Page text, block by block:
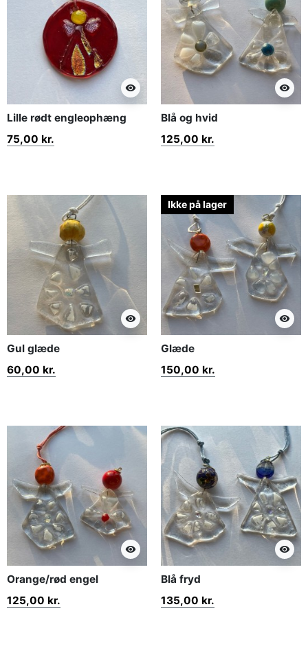
visibility
Lille rødt engleophæng
75,00 kr.
visibility
Blå og hvid
125,00 kr.
visibility
Gul glæde
60,00 kr.
Ikke på lager
visibility
Glæde
150,00 kr.
visibility
Orange/rød engel
125,00 kr.
visibility
Blå fryd
135,00 kr.